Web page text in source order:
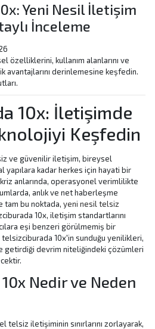
Yeni Nesil İletişim
İnceleme
özelliklerini, kullanım alanlarını ve
avantajlarını derinlemesine keşfedin.
10x: İletişimde
Keşfedin
ve güvenilir iletişim, bireysel
yapılara kadar herkes için hayati bir
anlarında, operasyonel verimlilikte
anlık ve net haberleşme
tam bu noktada, yeni nesil telsiz
10x, iletişim standartlarını
eşi benzeri görülmemiş bir
10x'in sunduğu yenilikleri,
getirdiği devrim niteliğindeki çözümleri
Nedir ve Neden
telsiz iletişiminin sınırlarını zorlayarak,